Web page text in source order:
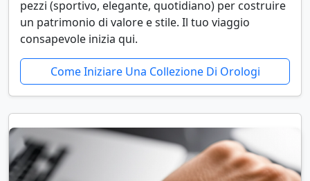
pezzi (sportivo, elegante, quotidiano) per costruire
un patrimonio di valore e stile. Il tuo viaggio
consapevole inizia qui.
Come Iniziare Una Collezione Di Orologi